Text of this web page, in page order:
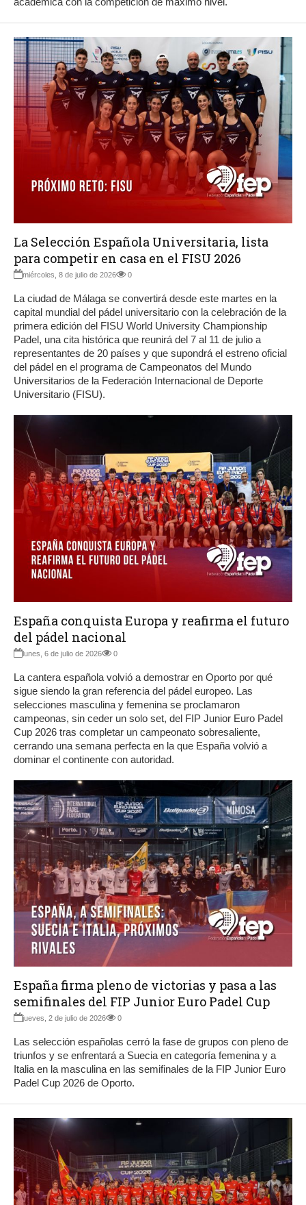
La Selección Española Universitaria, lista
para competir en casa en el FISU 2026
miércoles, 8 de julio de 2026 0
La ciudad de Málaga se convertirá desde este martes en la
capital mundial del pádel universitario con la celebración de la
primera edición del FISU World University Championship
Padel, una cita histórica que reunirá del 7 al 11 de julio a
representantes de 20 países y que supondrá el estreno oficial
del pádel en el programa de Campeonatos del Mundo
Universitarios de la Federación Internacional de Deporte
Universitario (FISU).
España conquista Europa y reafirma el futuro
del pádel nacional
lunes, 6 de julio de 2026 0
La cantera española volvió a demostrar en Oporto por qué
sigue siendo la gran referencia del pádel europeo. Las
selecciones masculina y femenina se proclamaron
campeonas, sin ceder un solo set, del FIP Junior Euro Padel
Cup 2026 tras completar un campeonato sobresaliente,
cerrando una semana perfecta en la que España volvió a
dominar el continente con autoridad.
España firma pleno de victorias y pasa a las
semifinales del FIP Junior Euro Padel Cup
jueves, 2 de julio de 2026 0
Las selección españolas cerró la fase de grupos con pleno de
triunfos y se enfrentará a Suecia en categoría femenina y a
Italia en la masculina en las semifinales de la FIP Junior Euro
Padel Cup 2026 de Oporto.